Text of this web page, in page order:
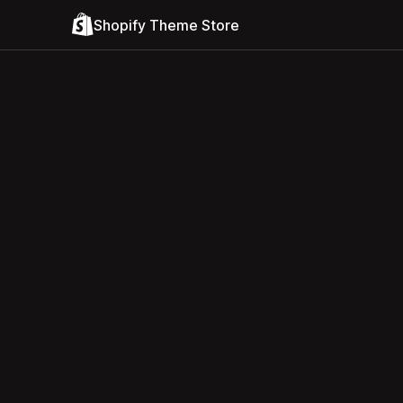
Shopify Theme Store